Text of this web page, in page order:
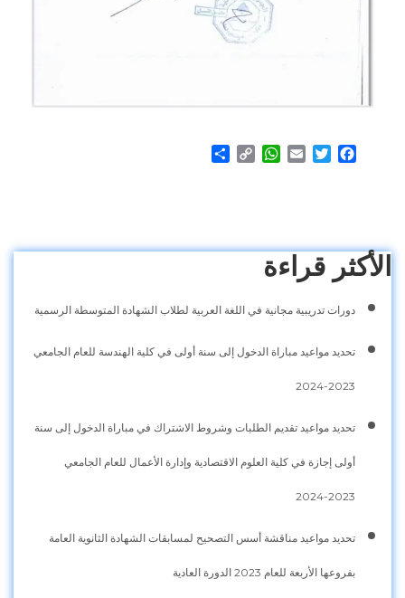
Facebook
Twitter
Email
WhatsApp
Copy
الأكثر قراءة
دورات تدريبية مجانية في اللغة العربية لطلاب الشهادة المتوسطة الرسمية
تحديد مواعيد مباراة الدخول إلى سنة أولى في كلية الهندسة للعام الجامعي
2023-2024
تحديد مواعيد تقديم الطلبات وشروط الاشتراك في مباراة الدخول إلى سنة
أولى إجازة في كلية العلوم الاقتصادية وإدارة الأعمال للعام الجامعي
2023-2024
تحديد مواعيد مناقشة أسس التصحيح لمسابقات الشهادة الثانوية العامة
بفروعها الأربعة للعام 2023 الدورة العادية